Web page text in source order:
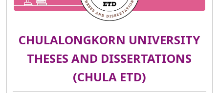
CHULALONGKORN UNIVERSITY
THESES AND DISSERTATIONS
(CHULA ETD)